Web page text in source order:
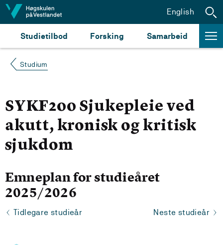
Hopp til innhald
Studietilbod Forsking Samarbeid
English
Studium
SYKF200 Sjukepleie ved
akutt, kronisk og kritisk
sjukdom
Emneplan for studieåret
2025/2026
Tidlegare studieår Neste studieår